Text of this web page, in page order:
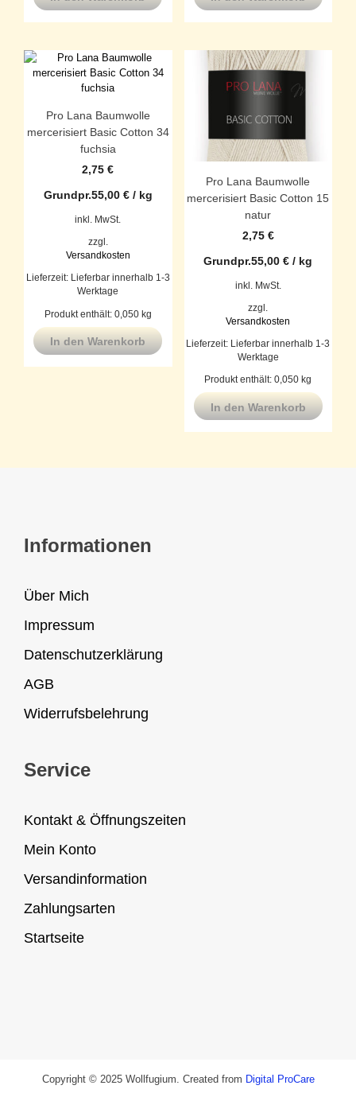
Pro Lana Baumwolle
mercerisiert Basic Cotton 34
fuchsia
2,75€
Grundpr.55,00 €/ kg
inkl. MwSt.
zzgl.
Versandkosten
Lieferzeit:
Lieferbar innerhalb 1-3
Werktage
Produkt enthält: 0,050 kg
In den Warenkorb
Pro Lana Baumwolle
mercerisiert Basic Cotton 15
natur
2,75 €
Grundpr.55,00€ / kg
inkl. MwSt.
zzgl.
Versandkosten
Lieferzeit:
Lieferbar innerhalb 1-3
Werktage
Produkt enthält: 0,050 kg
In den Warenkorb
Informationen
Über Mich
Impressum
Datenschutzerklärung
AGB
Widerrufsbelehrung
Service
Kontakt & Öffnungszeiten
Mein Konto
Versandinformation
Zahlungsarten
Startseite
Copyright © 2025 Wollfugium. Created from Digital ProCare